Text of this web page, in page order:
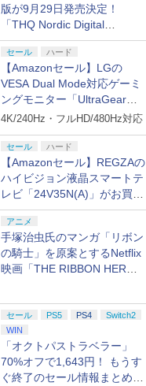
版が9月29日発売決定！
「THQ Nordic Digital
Showcase 2026」まとめ
セール ハード
【Amazonセール】LGの
VESA Dual Mode対応ゲーミ
ングモニター「UltraGear
27G850A-B」がお買い得！
4K/240Hz・フルHD/480Hz対応
セール ハード
【Amazonセール】REGZAの
ハイビジョン液晶スマートテ
レビ「24V35N(A)」がお買い
得！
アニメ
手塚治虫氏のマンガ「リボン
の騎士」を原案とするNetflix
映画「THE RIBBON HERO
セール PS5 PS4
Switch2
WIN
「オクトパストラベラー」
70%オフで1,643円！ もうす
ぐ終了のセール情報まとめ